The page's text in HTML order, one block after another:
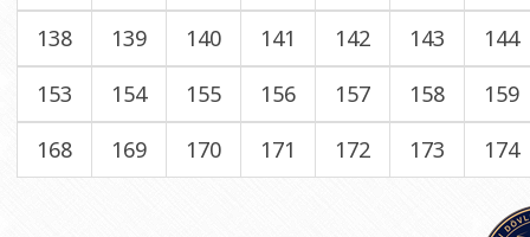
138
139 140 141 142 143
144
153
154 155 156 157 158
159
168
169 170 171 172 173 174